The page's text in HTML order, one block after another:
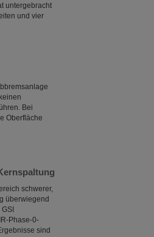
untergebracht
und vier
Bei
Oberfläche
schwerer,
überwiegend
Phase-0-
sind